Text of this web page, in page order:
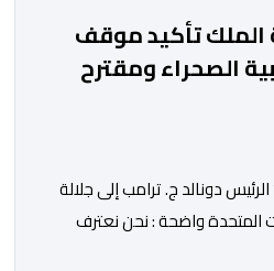
الملك تأكيد موقف
الصحراء ومقترح
دونالد ج. ترامب إلى جلالة
المتحدة واضحة : نحن نعترف